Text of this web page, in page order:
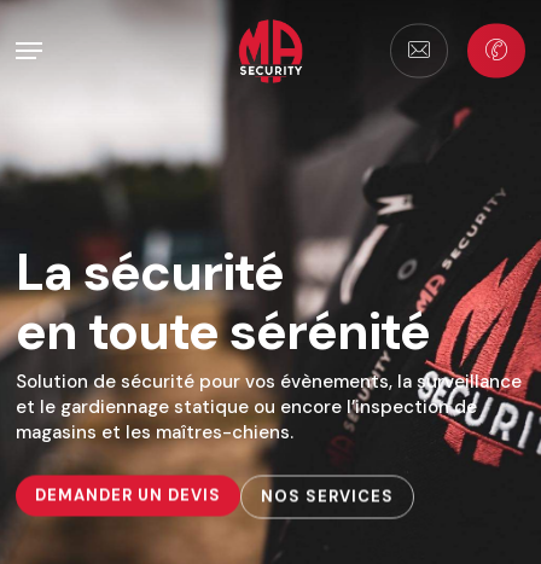
Skip
to
Menu
La sécurité
en toute sérénité
Solution de sécurité pour vos évènements, la surveillance
et le gardiennage statique ou encore l’inspection de
magasins et les maîtres-chiens.
DEMANDER UN DEVIS NOS SERVICES